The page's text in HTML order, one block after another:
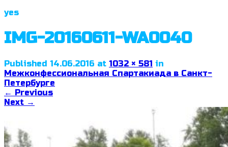
yes
IMG-20160611-WA0040
Published 14.06.2016 at 1032 × 581 in
Межконфессиональная Спартакиада в Санкт-
Петербурге
← Previous
Next →